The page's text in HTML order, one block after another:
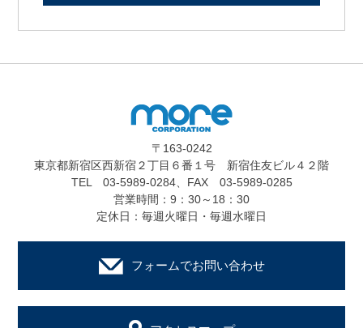
〒163-0242
東京都新宿区西新宿２丁目６番１号 新宿住友ビル４２階
TEL 03-5989-0284、FAX 03-5989-0285
営業時間：9：30～18：30
定休日：毎週火曜日・毎週水曜日
フォームでお問い合わせ